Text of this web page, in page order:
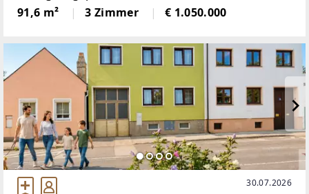
ausreichend Raum für große Familien,
Wohngemeinschaften oder anspruchsvolle
91,6 m² 3 Zimmer € 1.050.000
30.07.2026